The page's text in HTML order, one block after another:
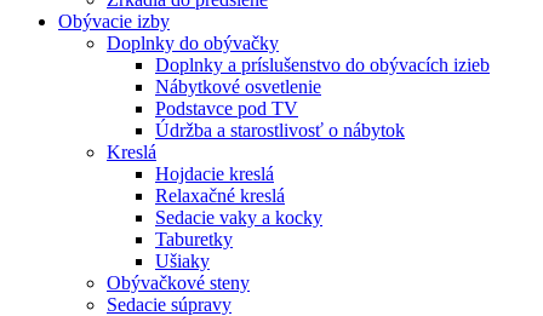
Obývacie izby
Doplnky do obývačky
Doplnky a príslušenstvo do obývacích izieb
Nábytkové osvetlenie
Podstavce pod TV
Údržba a starostlivosť o nábytok
Kreslá
Hojdacie kreslá
Relaxačné kreslá
Sedacie vaky a kocky
Taburetky
Ušiaky
Obývačkové steny
Sedacie súpravy